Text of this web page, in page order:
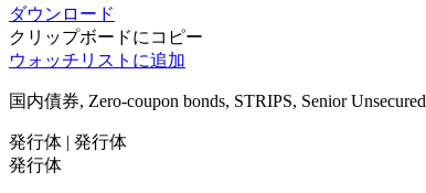
ダウンロード
クリップボードにコピー
ウォッチリストに追加
国内債券, Zero-coupon bonds, STRIPS, Senior Unsecured
発行体 | 発行体
発行体